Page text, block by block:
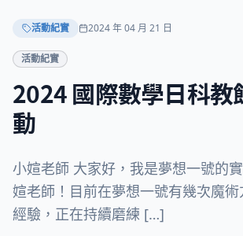
活動紀實 2024 年 04 月 21 日
活動紀實
2024 國際數學日科教
動
小媗老師 大家好，我是夢想一號
媗老師！目前在夢想一號有幾次魔
經驗，正在持續磨練 […]